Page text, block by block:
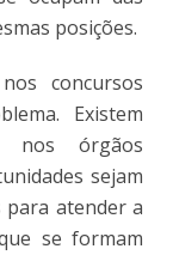
posições.
concursos
Existem
nos órgãos
sejam
para atender a
se formam